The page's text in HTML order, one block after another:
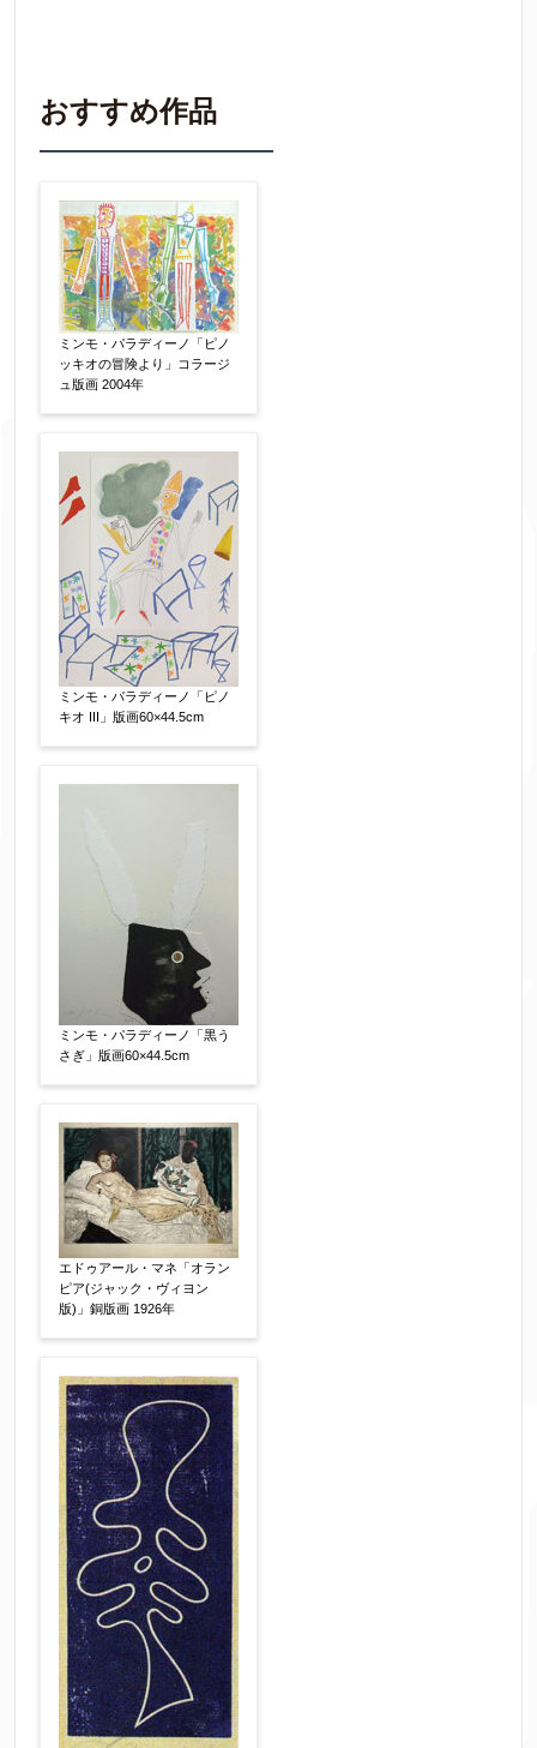
※不明な項目は空欄で結構です。
▼
作品の作家名 【任意】
作品の画題 【任意】
作品の技法 【任意】
日本画
油彩画
素描
立体
その他
絵の画面サイズ 【任意】
体裁 【任意】
サイン有(自筆)
鑑定証書付
その他
限定番号 【任意】
制作年 【任意】
売却希望時期 【任意】
すぐに売りたい
その他
他社様の査定価格 【任意】
会社名：
査定額：
※他社様からご提示された査定額がございました
らお知らせください。その価格が適切かお返事申
し上げます。
作品コンディション 【任意】
おすすめ作品
ミンモ・パラディーノ「ピノ
ッキオの冒険より」コラージ
ュ版画 2004年
ミンモ・パラディーノ「ピノ
キオ III」版画60×44.5cm
ミンモ・パラディーノ「黒う
さぎ」版画60×44.5cm
エドゥアール・マネ「オラン
ピア(ジャック・ヴィヨン
版)」銅版画 1926年